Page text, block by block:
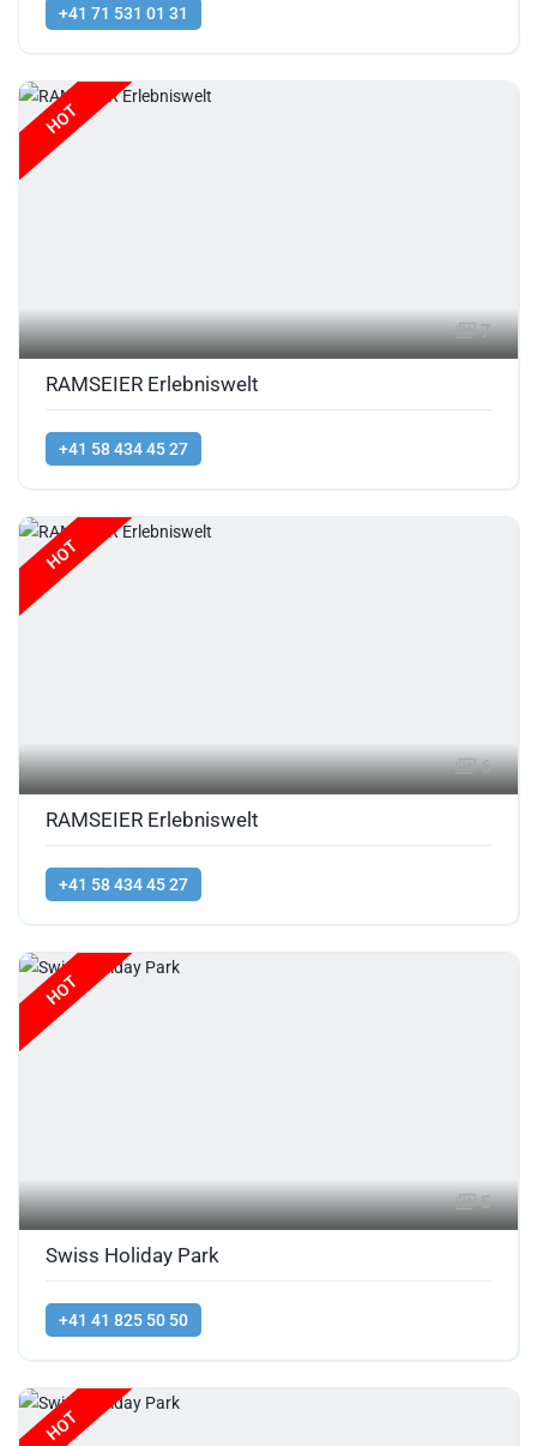
+41 71 531 01 31
HOT
7
RAMSEIER Erlebniswelt
+41 58 434 45 27
HOT
6
RAMSEIER Erlebniswelt
+41 58 434 45 27
HOT
5
Swiss Holiday Park
+41 41 825 50 50
HOT